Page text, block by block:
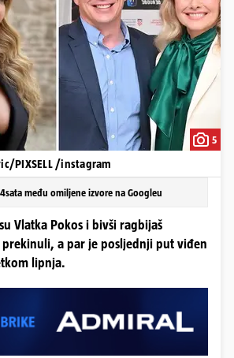
5
PIXSELL /instagram
među omiljene izvore na Googleu
Vlatka Pokos i bivši ragbijaš
prekinuli, a par je posljednji put viđen
lipnja.